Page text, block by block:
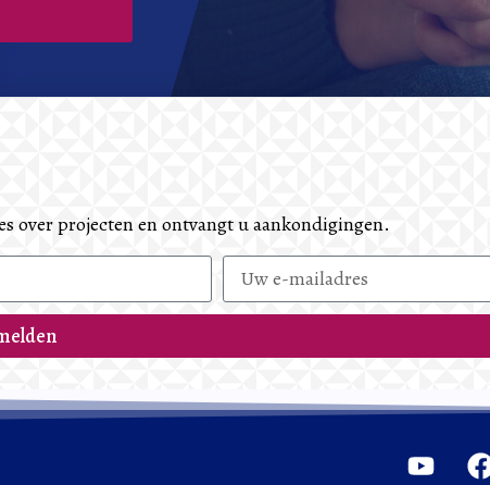
over projecten en ontvangt u aankondigingen.